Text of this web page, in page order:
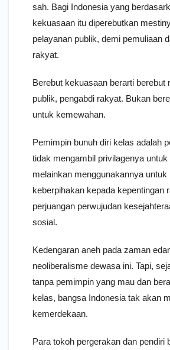
sah. Bagi Indonesia yang
kekuasaan itu diperebutkan
pelayanan publik, demi pemuliaan
rakyat.
Berebut kekuasaan berarti berebut
publik, pengabdi rakyat. Bukan
untuk kemewahan.
Pemimpin bunuh diri kelas adalah
tidak mengambil privilagenya
melainkan menggunakannya untuk
keberpihakan kepada kepentingan
perjuangan perwujudan
sosial.
Kedengaran aneh pada zaman
neoliberalisme dewasa ini. Tapi,
tanpa pemimpin yang mau dan
kelas, bangsa Indonesia tak akan
kemerdekaan.
Para tokoh pergerakan dan pendiri